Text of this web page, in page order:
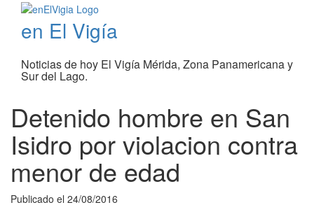
en El Vigía
Noticias de hoy El Vigía Mérida, Zona Panamericana y
Sur del Lago.
Detenido hombre en San
Isidro por violacion contra
menor de edad
Publicado el 24/08/2016